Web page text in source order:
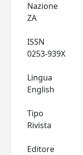
Nazione
ISSN
Lingua
Tipo
Rivista
Editore